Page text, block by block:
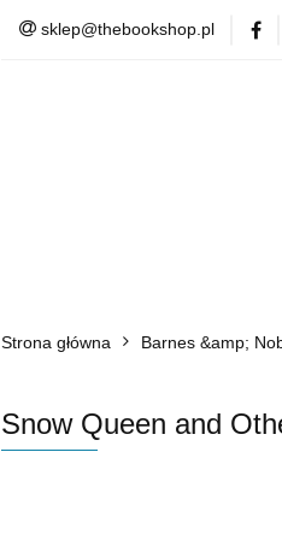
sklep@thebookshop.pl
Strona główna Barnes &amp;
Snow Queen and